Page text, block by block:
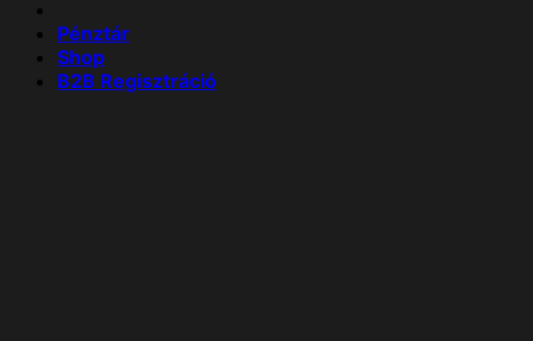
Pénztár
Shop
B2B Regisztráció